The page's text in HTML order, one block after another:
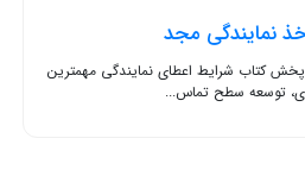
نمایندگی مجد
کتاب شرایط اعطای نمایندگی مهمترین
توسعه سطح تماس...